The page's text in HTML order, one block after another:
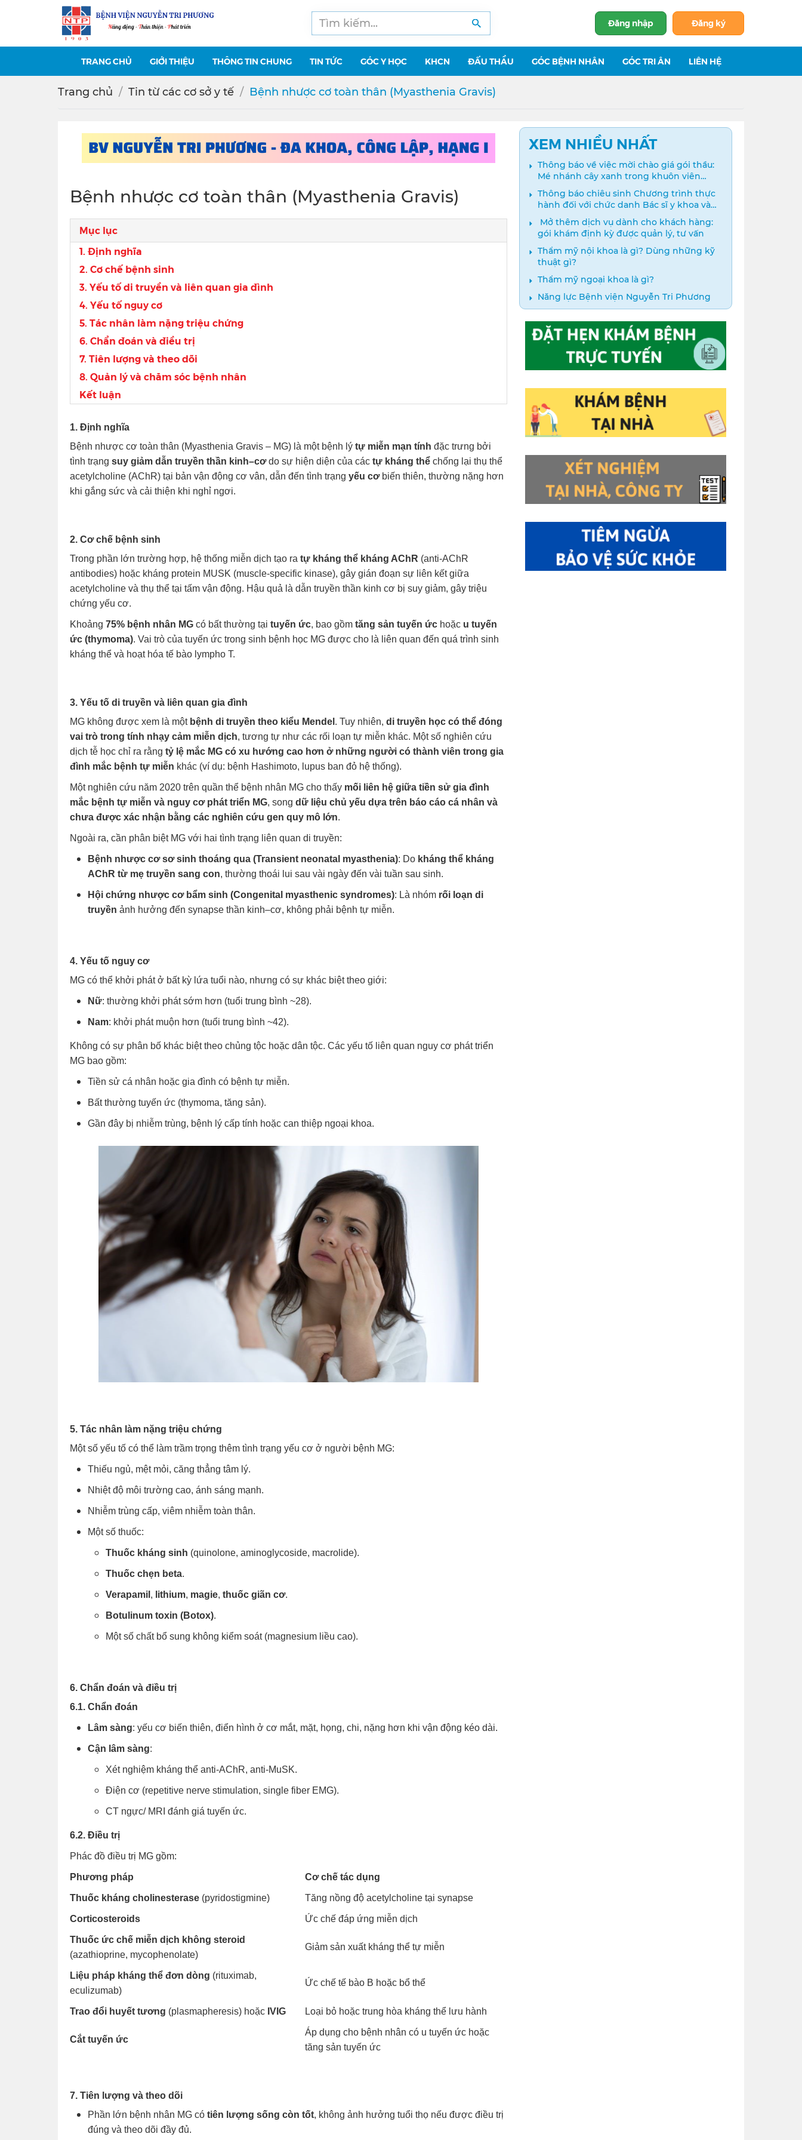
Đăng nhập Đăng ký
TRANG CHỦ GIỚI THIỆU THÔNG TIN CHUNG TIN TỨC GÓC Y HỌC KHCN ĐẤU THẦU GÓC BỆNH NHÂN GÓC TRI ÂN LIÊN HỆ
Trang chủ Tin từ các cơ sở y tế Bệnh nhược cơ toàn thân (Myasthenia Gravis)
Bệnh nhược cơ toàn thân (Myasthenia Gravis)
Mục lục
1. Định nghĩa
2. Cơ chế bệnh sinh
3. Yếu tố di truyền và liên quan gia đình
4. Yếu tố nguy cơ
5. Tác nhân làm nặng triệu chứng
6. Chẩn đoán và điều trị
7. Tiên lượng và theo dõi
8. Quản lý và chăm sóc bệnh nhân
Kết luận
1. Định nghĩa
Bệnh nhược cơ toàn thân (Myasthenia Gravis – MG) là một bệnh lý tự miễn mạn tính đặc trưng bởi
tình trạng suy giảm dẫn truyền thần kinh–cơdo sự hiện diện của các tự kháng thể chống lại thụ thể
acetylcholine (AChR) tại bản vận động cơ vân, dẫn đến tình trạng yếu cơbiến thiên, thường nặng hơn
khi gắng sức và cải thiện khi nghỉ ngơi.
2. Cơ chế bệnh sinh
Trong phần lớn trường hợp, hệ thống miễn dịch tạo ra tự kháng thể kháng AChR (anti-AChR
antibodies) hoặc kháng protein MUSK (muscle-specific kinase), gây gián đoạn sự liên kết giữa
acetylcholine và thụ thể tại tấm vận động. Hậu quả là dẫn truyền thần kinh cơ bị suy giảm, gây triệu
chứng yếu cơ.
Khoảng 75% bệnh nhân MG có bất thường tại tuyến ức, bao gồm tăng sản tuyến ức hoặc u tuyến
ức (thymoma). Vai trò của tuyến ức trong sinh bệnh học MG được cho là liên quan đến quá trình sinh
kháng thể và hoạt hóa tế bào lympho T.
3. Yếu tố di truyền và liên quan gia đình
MG không được xem là một bệnh di truyền theo kiểu Mendel . Tuy nhiên, di truyền học có thể đóng
vai trò trong tính nhạy cảm miễn dịch, tương tự như các rối loạn tự miễn khác. Một số nghiên cứu
dịch tễ học chỉ ra rằng tỷ lệ mắc MG có xu hướng cao hơn ở những người có thành viên trong gia
đình mắc bệnh tự miễn khác (ví dụ: bệnh Hashimoto, lupus ban đỏ hệ thống).
Một nghiên cứu năm 2020 trên quần thể bệnh nhân MG cho thấy mối liên hệ giữa tiền sử gia đình
mắc bệnh tự miễn và nguy cơ phát triển MG, song dữ liệu chủ yếu dựa trên báo cáo cá nhân và
chưa được xác nhận bằng các nghiên cứu gen quy mô lớn.
Ngoài ra, cần phân biệt MG với hai tình trạng liên quan di truyền:
Bệnh nhược cơ sơ sinh thoáng qua (Transient neonatal myasthenia): Do kháng thể kháng
AChR từ mẹ truyền sang con, thường thoái lui sau vài ngày đến vài tuần sau sinh.
Hội chứng nhược cơ bẩm sinh (Congenital myasthenic syndromes): Là nhóm rối loạn di
truyền ảnh hưởng đến synapse thần kinh–cơ, không phải bệnh tự miễn.
4. Yếu tố nguy cơ
MG có thể khởi phát ở bất kỳ lứa tuổi nào, nhưng có sự khác biệt theo giới:
Nữ: thường khởi phát sớm hơn (tuổi trung bình ~28).
Nam: khởi phát muộn hơn (tuổi trung bình ~42).
Không có sự phân bố khác biệt theo chủng tộc hoặc dân tộc. Các yếu tố liên quan nguy cơ phát triển
MG bao gồm:
Tiền sử cá nhân hoặc gia đình có bệnh tự miễn.
Bất thường tuyến ức (thymoma, tăng sản).
Gần đây bị nhiễm trùng, bệnh lý cấp tính hoặc can thiệp ngoại khoa.
5. Tác nhân làm nặng triệu chứng
Một số yếu tố có thể làm trầm trọng thêm tình trạng yếu cơ ở người bệnh MG:
Thiếu ngủ, mệt mỏi, căng thẳng tâm lý.
Nhiệt độ môi trường cao, ánh sáng mạnh.
Nhiễm trùng cấp, viêm nhiễm toàn thân.
Một số thuốc:
Thuốc kháng sinh (quinolone, aminoglycoside, macrolide).
Thuốc chẹn beta.
Verapamil , lithium, magie, thuốc giãn cơ.
Botulinum toxin (Botox).
Một số chất bổ sung không kiểm soát (magnesium liều cao).
6. Chẩn đoán và điều trị
6.1. Chẩn đoán
Lâm sàng: yếu cơ biến thiên, điển hình ở cơ mắt, mặt, họng, chi, nặng hơn khi vận động kéo dài.
Cận lâm sàng:
Xét nghiệm kháng thể anti-AChR, anti-MuSK.
Điện cơ (repetitive nerve stimulation, single fiber EMG).
CT ngực/ MRI đánh giá tuyến ức.
6.2. Điều trị
Phác đồ điều trị MG gồm:
Phương pháp Cơ chế tác dụng
Thuốc kháng cholinesterase (pyridostigmine) Tăng nồng độ acetylcholine tại synapse
Corticosteroids Ức chế đáp ứng miễn dịch
Thuốc ức chế miễn dịch không steroid
(azathioprine, mycophenolate)
Giảm sản xuất kháng thể tự miễn
Liệu pháp kháng thể đơn dòng (rituximab,
eculizumab)
Ức chế tế bào B hoặc bổ thể
Trao đổi huyết tương (plasmapheresis) hoặc IVIG Loại bỏ hoặc trung hòa kháng thể lưu hành
Cắt tuyến ức
Áp dụng cho bệnh nhân có u tuyến ức hoặc
tăng sản tuyến ức
7. Tiên lượng và theo dõi
Phần lớn bệnh nhân MG có tiên lượng sống còn tốt, không ảnh hưởng tuổi thọ nếu được điều trị
đúng và theo dõi đầy đủ.
XEM NHIỀU NHẤT
Thông báo về việc mời chào giá gói thầu:
Mé nhánh cây xanh trong khuôn viên
bệnh viện
Thông báo chiêu sinh Chương trình thực
hành đối với chức danh Bác sĩ y khoa và
Điều dưỡng năm 2024
️ Mở thêm dịch vụ dành cho khách hàng:
gói khám định kỳ được quản lý, tư vấn
Thẩm mỹ nội khoa là gì? Dùng những kỹ
thuật gì?
Thẩm mỹ ngoại khoa là gì?
Năng lực Bệnh viện Nguyễn Tri Phương